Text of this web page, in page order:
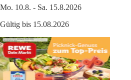
Mo. 10.8. - Sa. 15.8.2026
Gültig bis 15.08.2026